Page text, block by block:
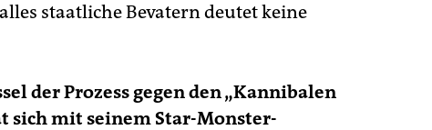
staatliche Bevatern deutet keine
der Prozess gegen den „Kannibalen
sich mit seinem Star-Monster-